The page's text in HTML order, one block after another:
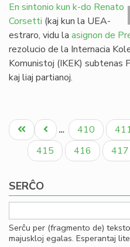
En sintonio kun k-do Renato
Corsetti (kaj kun la UEA-
estraro, vidu la asignon de
rezolucio de la Internacia
Komunistoj (IKEK) subtenas
kaj liaj partianoj.
Pagination
Unua
paĝo
Antaŭa
paĝo
… Paĝo
410
Paĝo
415 Paĝo
416 Paĝo
417
SERĈO
Serĉu per (fragmento de)
majuskloj egalas. Esperantaj